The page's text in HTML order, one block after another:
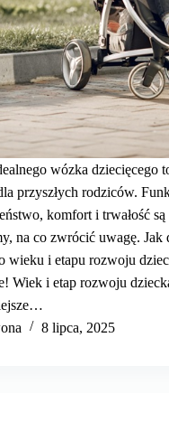
wózka dziecięcego
przyszłych rodziców.
komfort i trwałość
na co zwrócić uwagę. Jak
wieku i etapu rozwoju
Wiek i etap rozwoju
8 lipca, 2025